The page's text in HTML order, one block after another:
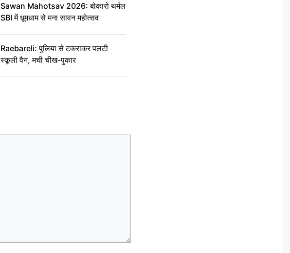
Sawan Mahotsav 2026: बोकारो थर्मल
SBI में धूमधाम से मना सावन महोत्सव
Raebareli: पुलिया से टकराकर पलटी
स्कूली वैन, मची चीख-पुकार